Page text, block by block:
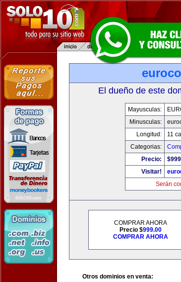
El dueño de este
Mayusculas:
Minusculas:
Longitud:
11
Categorias:
Precio:
Visitar!
Serán
COMPRAR AHORA
Precio $999.00
COMPRAR AHORA
Otros dominios en venta: